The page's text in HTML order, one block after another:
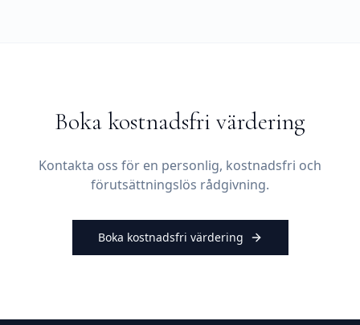
Boka kostnadsfri värdering
Kontakta oss för en personlig, kostnadsfri och
förutsättningslös rådgivning.
Boka kostnadsfri värdering